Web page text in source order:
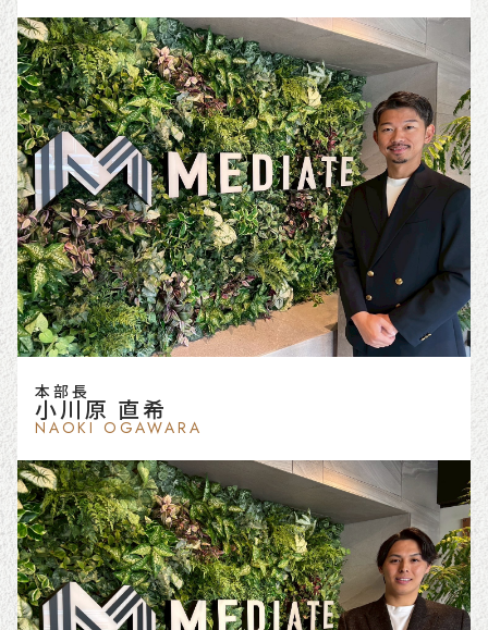
本部長
小川原 直希
NAOKI OGAWARA